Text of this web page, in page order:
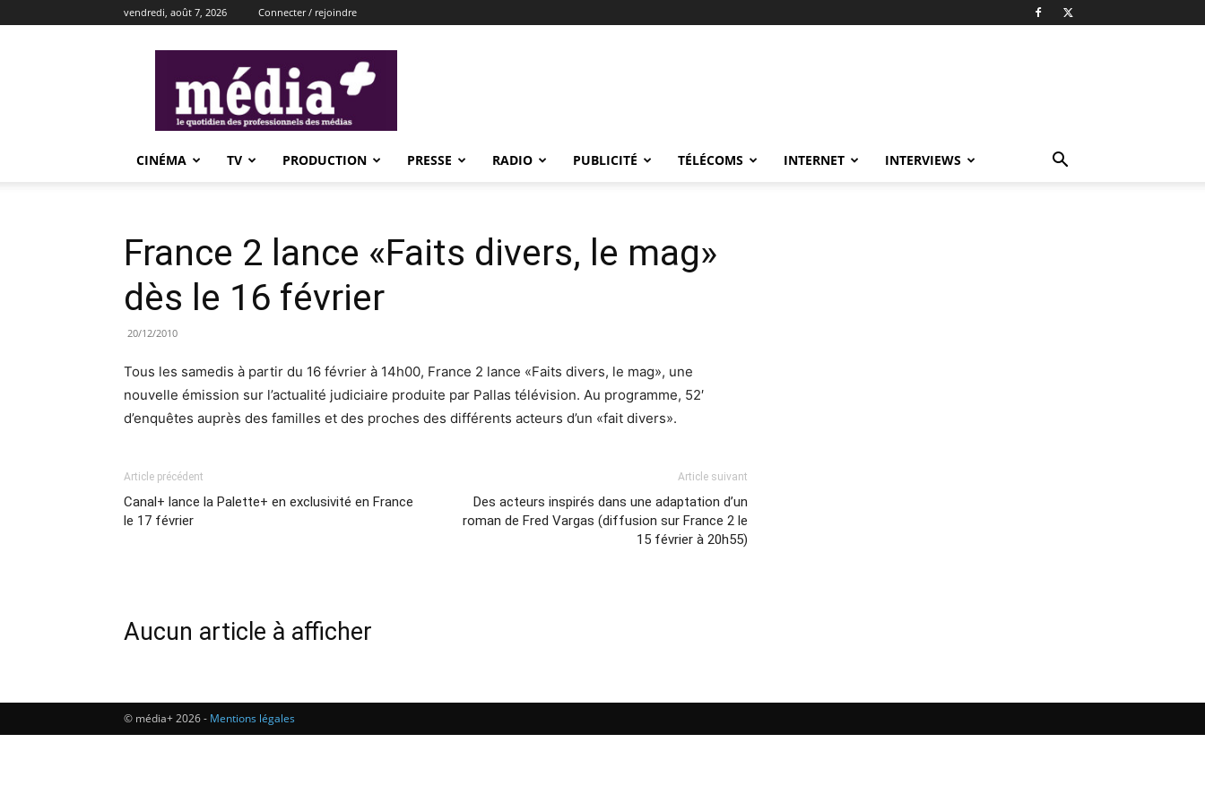
vendredi, août 7, 2026 Connecter / rejoindre
CINÉMA TV PRODUCTION PRESSE RADIO PUBLICITÉ TÉLÉCOMS INTERNET INTERVIEWS
France 2 lance «Faits divers, le mag»
dès le 16 février
20/12/2010
Tous les samedis à partir du 16 février à 14h00, France 2 lance «Faits divers, le mag», une
nouvelle émission sur l’actualité judiciaire produite par Pallas télévision. Au programme, 52′
d’enquêtes auprès des familles et des proches des différents acteurs d’un «fait divers».
Article précédent
Canal+ lance la Palette+ en exclusivité en France
le 17 février
Article suivant
Des acteurs inspirés dans une adaptation d’un
roman de Fred Vargas (diffusion sur France 2 le
15 février à 20h55)
Aucun article à afficher
© média+ 2026 - Mentions légales